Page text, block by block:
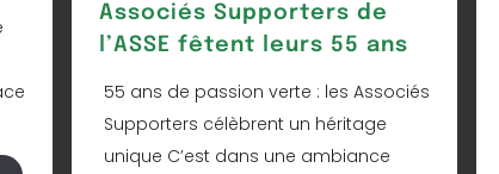
Associés Supporters de
l’ASSE fêtent leurs 55 ans
55 ans de passion verte : les Associés
Supporters célèbrent un héritage
unique C’est dans une ambiance